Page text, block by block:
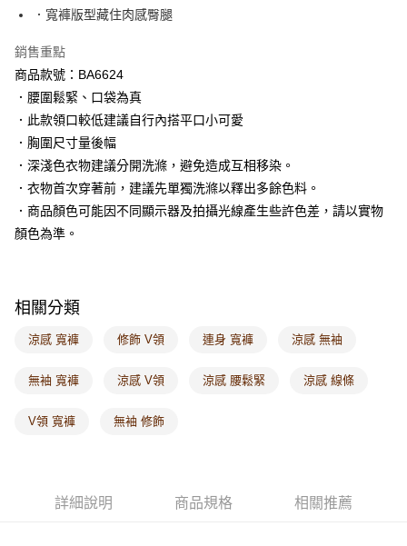
7-11取貨付款
每筆NT$60，滿NT$1,000(含以上)免運費
付款後7-11取貨
每筆NT$60，滿NT$1,000(含以上)免運費
宅配
每筆NT$120，滿NT$1,000(含以上)免運費
付款後門市自取
每筆NT$60，滿NT$1,000(含以上)免運費
海外配送-歐美地區
．寬褲版型藏住肉感臀腿
銷售重點
商品款號：BA6624
．腰圍鬆緊、口袋為真
．此款領口較低建議自行內搭平口小可愛
．胸圍尺寸量後幅
．深淺色衣物建議分開洗滌，避免造成互相移染。
．衣物首次穿著前，建議先單獨洗滌以釋出多餘色料。
．商品顏色可能因不同顯示器及拍攝光線產生些許色差，請以實物
顏色為準。
相關分類
涼感 寬褲 修飾 V領 連身 寬褲 涼感 無袖
無袖 寬褲 涼感 V領 涼感 腰鬆緊 涼感 線條
V領 寬褲 無袖 修飾
詳細說明 商品規格 相關推薦